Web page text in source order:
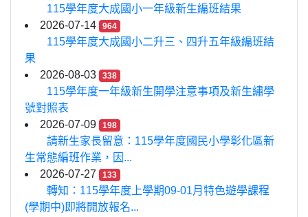
115學年度大成國小一年級新生編班結果
2026-07-14
964
115學年度大成國小二升三、四升五年級編班結
果
2026-08-03
338
115學年度一年級新生開學注意事項及新生繡學
號對照表
2026-07-09
198
請新生家長留意：115學年度國民小學彰化區新
生常態編班作業，因...
2026-07-27
133
轉知：115學年度上學期09-01月特色遊學課程
(學期中)即將開放報名...